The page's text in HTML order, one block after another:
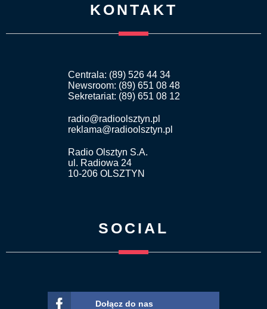
KONTAKT
Centrala: (89) 526 44 34
Newsroom: (89) 651 08 48
Sekretariat: (89) 651 08 12
radio@radioolsztyn.pl
reklama@radioolsztyn.pl
Radio Olsztyn S.A.
ul. Radiowa 24
10-206 OLSZTYN
SOCIAL
Dołącz do nas